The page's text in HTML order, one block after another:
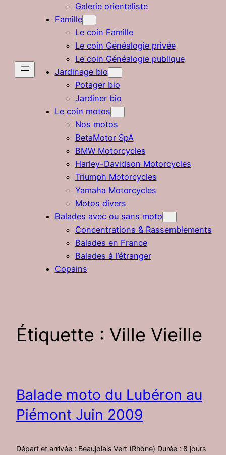
Galerie orientaliste
Famille
Le coin Famille
Le coin Généalogie privée
Le coin Généalogie publique
Jardinage bio
Potager bio
Jardiner bio
Le coin motos
Nos motos
BetaMotor SpA
BMW Motorcycles
Harley-Davidson Motorcycles
Triumph Motorcycles
Yamaha Motorcycles
Motos divers
Balades avec ou sans moto
Concentrations & Rassemblements
Balades en France
Balades à l’étranger
Copains
Étiquette : Ville Vieille
Balade moto du Lubéron au
Piémont Juin 2009
Départ et arrivée : Beaujolais Vert (Rhône) Durée : 8 jours